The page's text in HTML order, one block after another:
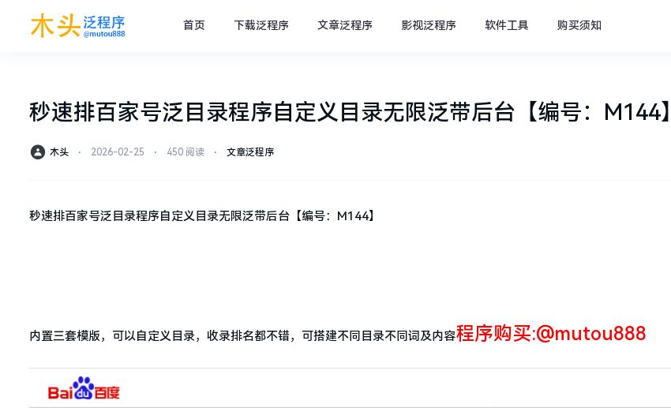
首页 下载泛程序 文章泛程序 影视泛程序 软件工具 购买须知
秒速排百家号泛目录程序自定义目录无限泛带后台【编号：M144】
木头 ⋅ 2026-02-25 ⋅ 450 阅读 ⋅ 文章泛程序
秒速排百家号泛目录程序自定义目录无限泛带后台【编号：M144】
内置三套模版，可以自定义目录，收录排名都不错，可搭建不同目录不同词及内容程序购买:@mutou888